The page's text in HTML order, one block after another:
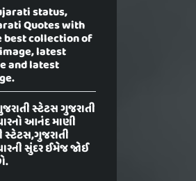
status,
Quotes with
best collection of
latest
and latest
સ્ટેટસ ગુજરાતી
આનંદ માણી
સ્ટેટસ,ગુજરાતી
સુંદર ઈમેજ જોઈ